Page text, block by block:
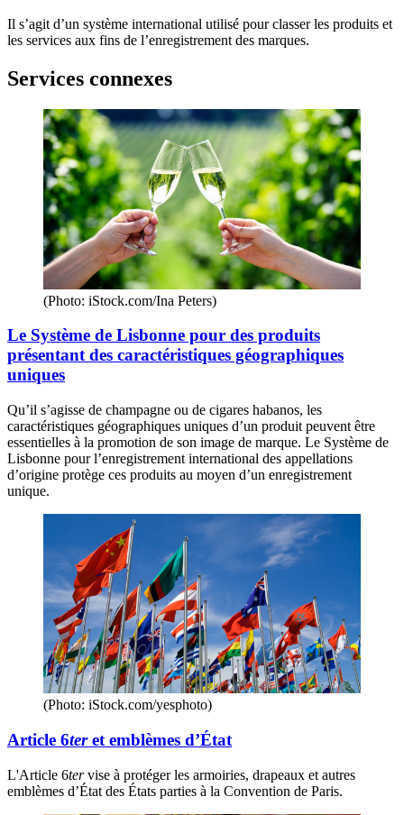
Il s’agit d’un système international utilisé pour classer les produits et
les services aux fins de l’enregistrement des marques.
Services connexes
(Photo: iStock.com/Ina Peters)
Le Système de Lisbonne pour des produits
présentant des caractéristiques géographiques
uniques
Qu’il s’agisse de champagne ou de cigares habanos, les
caractéristiques géographiques uniques d’un produit peuvent être
essentielles à la promotion de son image de marque. Le Système de
Lisbonne pour l’enregistrement international des appellations
d’origine protège ces produits au moyen d’un enregistrement
unique.
(Photo: iStock.com/yesphoto)
Article 6teret emblèmes d’État
L'Article 6tervise à protéger les armoiries, drapeaux et autres
emblèmes d’État des États parties à la Convention de Paris.